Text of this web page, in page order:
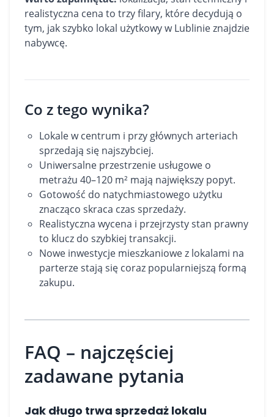
realistyczna cena to trzy filary, które decydują o
tym, jak szybko lokal użytkowy w Lublinie znajdzie
nabywcę.
Co z tego wynika?
Lokale w centrum i przy głównych arteriach
sprzedają się najszybciej.
Uniwersalne przestrzenie usługowe o
metrażu 40–120 m² mają największy popyt.
Gotowość do natychmiastowego użytku
znacząco skraca czas sprzedaży.
Realistyczna wycena i przejrzysty stan prawny
to klucz do szybkiej transakcji.
Nowe inwestycje mieszkaniowe z lokalami na
parterze stają się coraz popularniejszą formą
zakupu.
FAQ – najczęściej
zadawane pytania
Jak długo trwa sprzedaż lokalu